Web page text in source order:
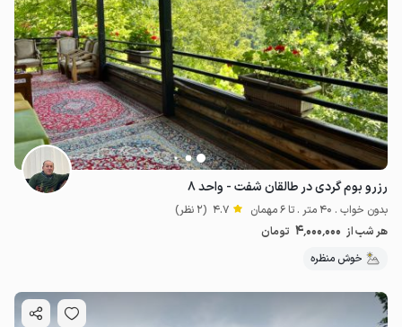
رزرو بوم گردی در طالقان شفت - واحد ۸
بدون خواب . 40 متر . تا 6 مهمان 4.7 (2 نظر)
هر شب از 4٬000٬000 تومان
خوش منظره